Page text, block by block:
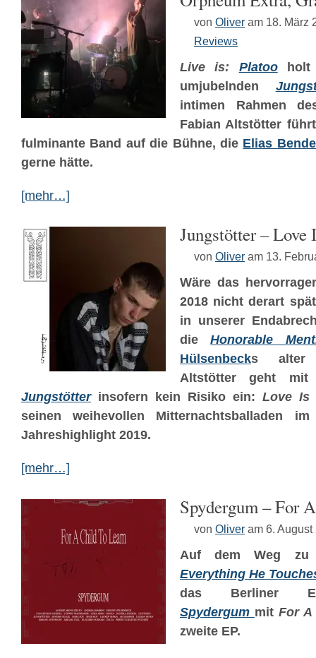
von Oliver am 18. März
Reviews
Live is: Platooholt
umjubelnden
intimen Rahmen
Fabian Altstötter
fulminante Band auf die Bühne, die Elias
gerne hätte.
[mehr…]
Jungstötter – Love
von Oliver am 13.
Wäre das
2018 nicht derart
in unserer
dieHonorable
Hülsenbecks alter
Altstötter geht mit
Jungstötterinsofern kein Risiko ein: Love Is
seinen weihevollen Mitternachtsballaden
Jahreshighlight 2019.
[mehr…]
Spydergum – For
von Oliver am 6. August
Auf dem Weg zu
Everything He
das Berliner
Spydergum mit For A
zweite EP.